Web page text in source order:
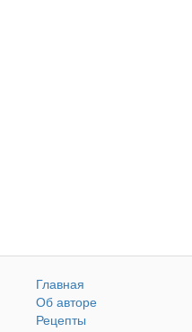
Главная
Об авторе
Рецепты